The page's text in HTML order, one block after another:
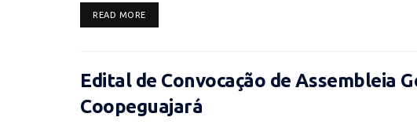
READ MOREDETAILS
Edital de Convocação de Assembleia
Coopeguajará